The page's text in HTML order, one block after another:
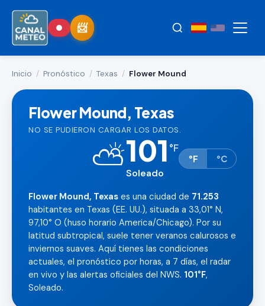
Inicio / Pronóstico / Texas / Flower Mound
Flower Mound, Texas
NO SE PUDIERON CARGAR LOS DATOS.
⛅101 °F
Soleado
°F °C
Flower Mound, Texas es una ciudad de 71.253
habitantes en Texas (EE. UU.), situada a 33,01° N,
97,10° O (huso horario America/Chicago). Por su
latitud subtropical, suele tener veranos calurosos e
inviernos suaves. Aquí tienes las condiciones
actuales, el pronóstico por horas, a 7 días, el radar
en vivo y las alertas oficiales del NWS. 101°F,
Soleado.